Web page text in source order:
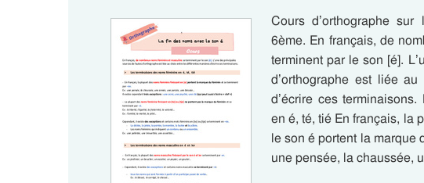
Cours d’orthographe
6ème. En français, de
terminent par le son [é].
d’orthographe est liée
d’écrire ces
en é, té, tié En français, la
le son é portent la marque
une pensée, la chaussée,